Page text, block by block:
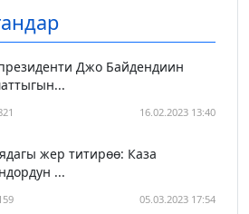
Джо Байдендиин
16.02.2023 13:40
жер титирөө: Каза
...
05.03.2023 17:54